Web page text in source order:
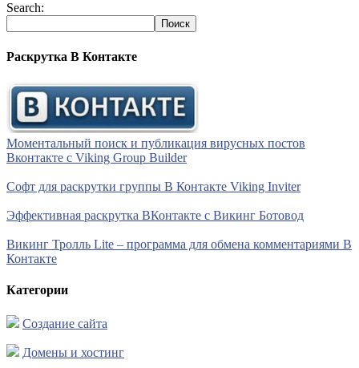
Search:
Раскрутка В Контакте
Моментальный поиск и публикация вирусных постов
Вконтакте с Viking Group Builder
Софт для раскрутки группы В Контакте Viking Inviter
Эффективная раскрутка ВКонтакте с Викинг Ботовод
Викинг Тролль Lite – программа для обмена комментариями В
Контакте
Категории
Создание сайта
Домены и хостинг